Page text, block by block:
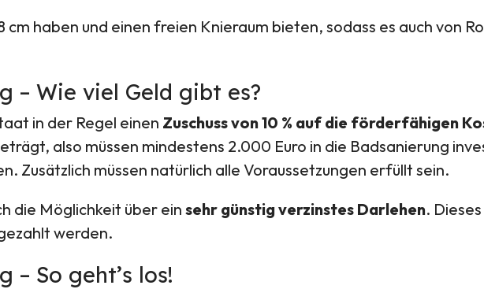
cm haben und einen freien Knieraum bieten, sodass es auch von
– Wie viel Geld gibt es?
in der Regel einen Zuschuss von 10 % auf die förderfähigen
also müssen mindestens 2.000 Euro in die Badsanierung
Zusätzlich müssen natürlich alle Voraussetzungen erfüllt sein.
die Möglichkeit über ein sehr günstig verzinstes Darlehen.
werden.
So geht’s los!